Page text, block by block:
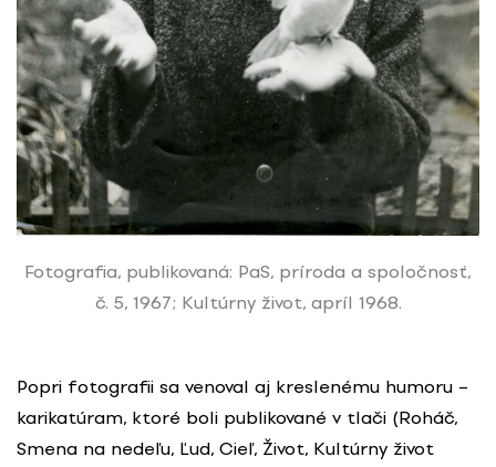
Fotografia, publikovaná: PaS, príroda a spoločnosť,
č. 5, 1967; Kultúrny život, apríl 1968.
Popri fotografii sa venoval aj kreslenému humoru –
karikatúram, ktoré boli publikované v tlači (Roháč,
Smena na nedeľu, Ľud, Cieľ, Život, Kultúrny život